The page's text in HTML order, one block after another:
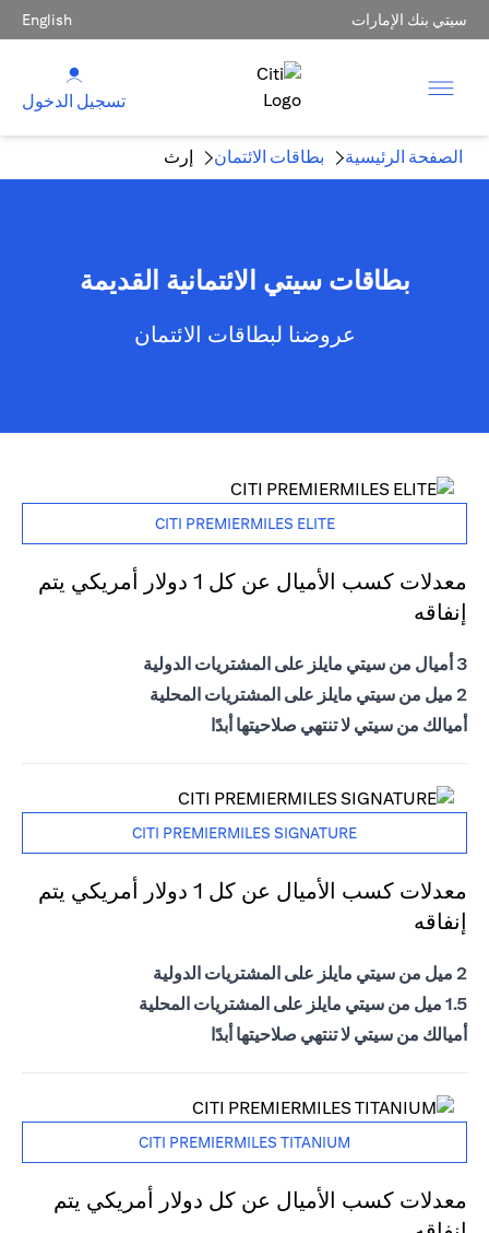
سيتي بنك الإمارات English
تسجيل الدخول
الصفحة الرئيسية بطاقات الائتمان إرث
بطاقات سيتي الائتمانية القديمة
عروضنا لبطاقات الائتمان
CITI PREMIERMILES ELITE
معدلات كسب الأميال عن كل 1 دولار أمريكي يتم
إنفاقه
3 أميال من سيتي مايلز على المشتريات الدولية
2 ميل من سيتي مايلز على المشتريات المحلية
أميالك من سيتي لا تنتهي صلاحيتها أبدًا
CITI PREMIERMILES SIGNATURE
معدلات كسب الأميال عن كل 1 دولار أمريكي يتم
إنفاقه
2 ميل من سيتي مايلز على المشتريات الدولية
1.5 ميل من سيتي مايلز على المشتريات المحلية
أميالك من سيتي لا تنتهي صلاحيتها أبدًا
CITI PREMIERMILES TITANIUM
معدلات كسب الأميال عن كل دولار أمريكي يتم